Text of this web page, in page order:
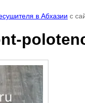
в Абхазии с